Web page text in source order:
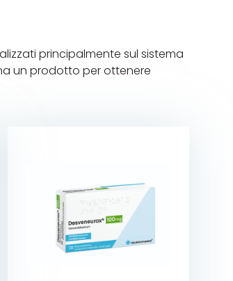
principalmente sul sistema
un prodotto per ottenere